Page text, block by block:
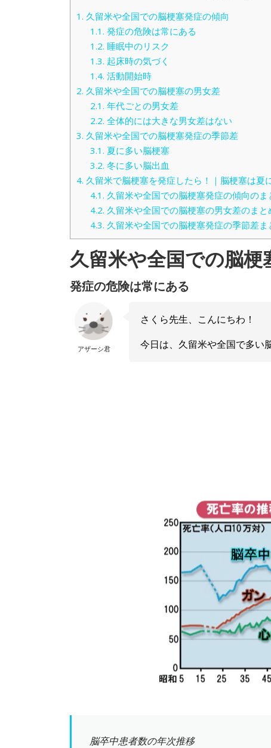
1. 久留米や全国での脳梗塞発症の傾向
1.1. 発症の危険は常にある
1.2. 睡眠中のリスク
1.3. 起床時の気づく
1.4. 活動開始時
2. 久留米や全国での脳梗塞の男女差
2.1. 年代ごとの男女差
2.2. 全体的には大きな男女差はない
3. 久留米や全国での脳梗塞発症の季節差
3.1. 夏に多い脳梗塞
3.2. 冬に多い脳出血
4. 久留米で脳梗塞を発症したら！｜脳梗塞は夏
4.1. 久留米や全国での脳梗塞発症の傾向のま
4.2. 久留米や全国での脳梗塞の男女差のまと
4.3. 久留米や全国での脳梗塞発症の季節差ま
久留米や全国での脳梗
発症の危険は常にある
アザーシ君
さくら先生、こんにちわ！
今日は、久留米や全国で多い
脳卒中患者数の年次推移